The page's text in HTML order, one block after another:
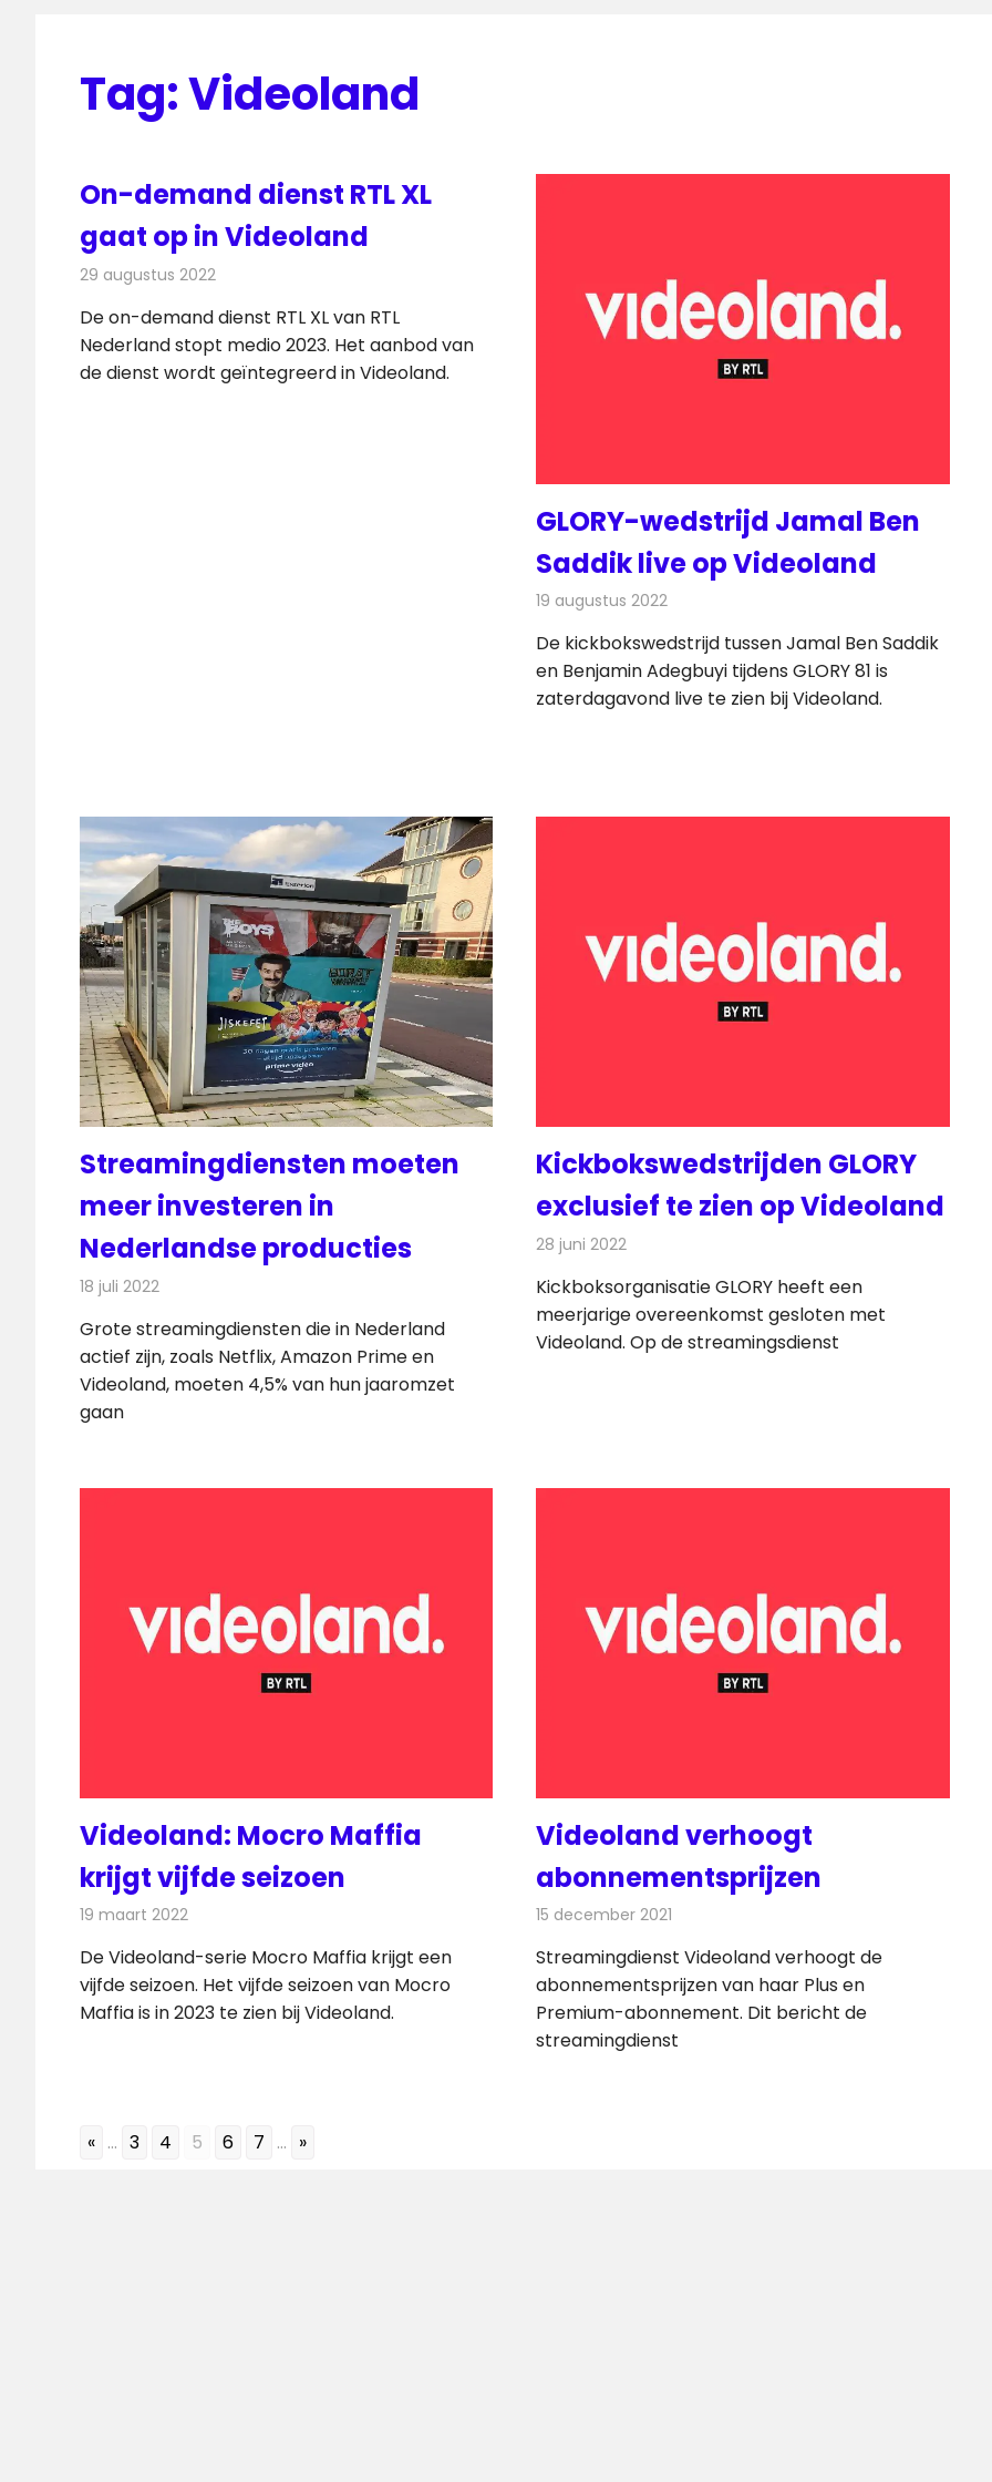
Tag:Videoland
On-demand dienst RTL XL
gaat op in Videoland
29 augustus 2022
De on-demand dienst RTL XL van RTL
Nederland stopt medio 2023. Het aanbod van
de dienst wordt geïntegreerd in Videoland.
GLORY-wedstrijd Jamal Ben
Saddik live op Videoland
19 augustus 2022
De kickbokswedstrijd tussen Jamal Ben Saddik
en Benjamin Adegbuyi tijdens GLORY 81 is
zaterdagavond live te zien bij Videoland.
Streamingdiensten moeten
meer investeren in
Nederlandse producties
18 juli 2022
Grote streamingdiensten die in Nederland
actief zijn, zoals Netflix, Amazon Prime en
Videoland, moeten 4,5% van hun jaaromzet
gaan
Kickbokswedstrijden GLORY
exclusief te zien op Videoland
28 juni 2022
Kickboksorganisatie GLORY heeft een
meerjarige overeenkomst gesloten met
Videoland. Op de streamingsdienst
Videoland: Mocro Maffia
krijgt vijfde seizoen
19 maart 2022
De Videoland-serie Mocro Maffia krijgt een
vijfde seizoen. Het vijfde seizoen van Mocro
Maffia is in 2023 te zien bij Videoland.
Videoland verhoogt
abonnementsprijzen
15 december 2021
Streamingdienst Videoland verhoogt de
abonnementsprijzen van haar Plus en
Premium-abonnement. Dit bericht de
streamingdienst
« ... 3 4 5 6 7 ... »